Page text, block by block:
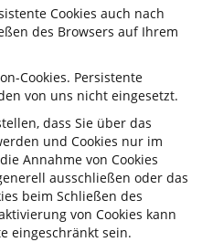
Cookies auch nach
des Browsers auf Ihrem
Cookies. Persistente
von uns nicht eingesetzt.
dass Sie über das
und Cookies nur im
Annahme von Cookies
ausschließen oder das
beim Schließen des
von Cookies kann
eingeschränkt sein.